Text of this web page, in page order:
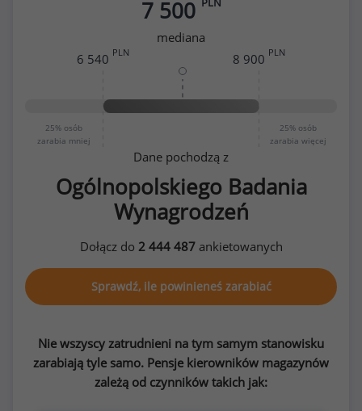
7 500
mediana
25% osób
zarabia mniej
25% osób
zarabia więcej
6 540 PLN 8 900 PLN
Dane pochodzą z
Ogólnopolskiego Badania
Wynagrodzeń
Dołącz do 2 444 487ankietowanych
Sprawdź, ile powinieneś zarabiać
Nie wszyscy zatrudnieni na tym samym stanowisku
zarabiają tyle samo. Pensje kierowników magazynów
zależą od czynników takich jak: